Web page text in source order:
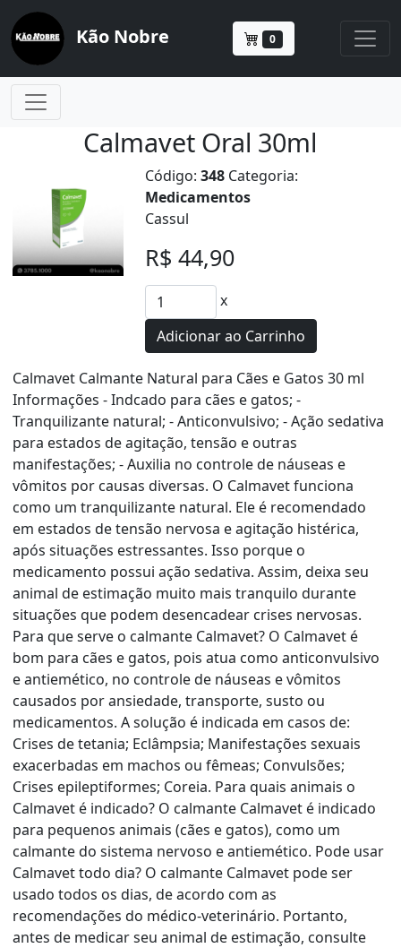
Kão Nobre 0
Calmavet Oral 30ml
Código:348 Categoria:
Medicamentos
Cassul
R$ 44,90
x
Adicionar ao Carrinho
Calmavet Calmante Natural para Cães e Gatos 30 ml
Informações - Indcado para cães e gatos; -
Tranquilizante natural; - Anticonvulsivo; - Ação sedativa
para estados de agitação, tensão e outras
manifestações; - Auxilia no controle de náuseas e
vômitos por causas diversas. O Calmavet funciona
como um tranquilizante natural. Ele é recomendado
em estados de tensão nervosa e agitação histérica,
após situações estressantes. Isso porque o
medicamento possui ação sedativa. Assim, deixa seu
animal de estimação muito mais tranquilo durante
situações que podem desencadear crises nervosas.
Para que serve o calmante Calmavet? O Calmavet é
bom para cães e gatos, pois atua como anticonvulsivo
e antiemético, no controle de náuseas e vômitos
causados por ansiedade, transporte, susto ou
medicamentos. A solução é indicada em casos de:
Crises de tetania; Eclâmpsia; Manifestações sexuais
exacerbadas em machos ou fêmeas; Convulsões;
Crises epileptiformes; Coreia. Para quais animais o
Calmavet é indicado? O calmante Calmavet é indicado
para pequenos animais (cães e gatos), como um
calmante do sistema nervoso e antiemético. Pode usar
Calmavet todo dia? O calmante Calmavet pode ser
usado todos os dias, de acordo com as
recomendações do médico-veterinário. Portanto,
antes de medicar seu animal de estimação, consulte